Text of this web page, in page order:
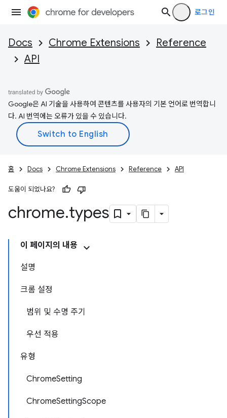
로그인
Docs Chrome Extensions
Reference
API
Google은 AI 기술을 사용하여 콘텐츠를 사용자의 기본 언어로 번역합니
다. AI 번역에는 오류가 있을 수 있습니다.
홈 Docs Chrome Extensions Reference API
도움이 되었나요?
chrome.types
이 페이지의 내용
설명
크롬 설정
범위 및 수명 주기
우선 적용
유형
ChromeSetting
ChromeSettingScope